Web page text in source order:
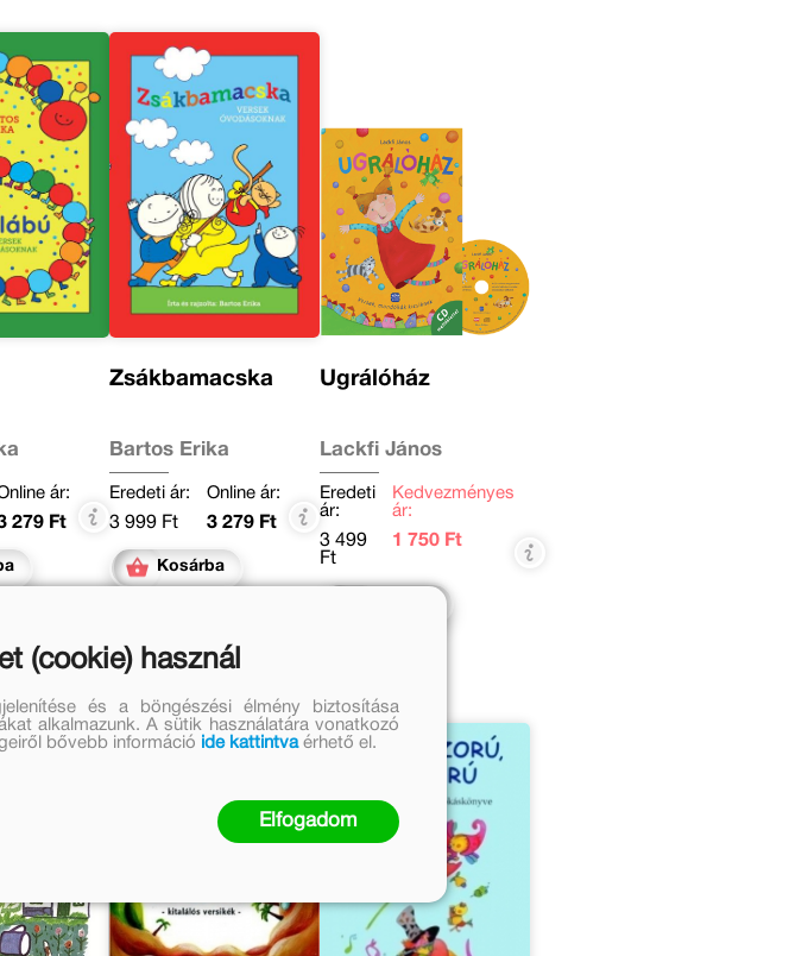
ár:
279 Ft
Zsákbamacska
Bartos Erika
Eredeti ár:
3 999 Ft
Online ár:
3 279 Ft
Kosárba
Ugrálóház
Lackfi János
Eredeti
ár:
3 499
Ft
Kedvezményes
ár:
1 750 Ft
(cookie) használ
és a böngészési élmény biztosítása
alkalmazunk. A sütik használatára vonatkozó
bővebb információ ide kattintvaérhető el.
Elfogadom